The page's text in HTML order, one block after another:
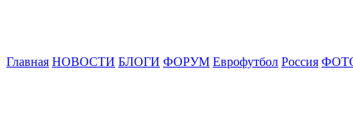
Главная НОВОСТИ БЛОГИ ФОРУМ Еврофутбол Россия